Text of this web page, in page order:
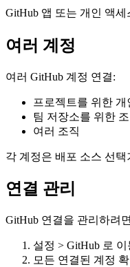
GitHub 앱 또는 개인 액
여러 계정
여러 GitHub 계정 연결:
프로젝트를 위한 개
팀 저장소를 위한
여러 조직
각 계정은 배포 소스 선
연결 관리
GitHub 연결을 관리하려
설정 > GitHub 로 이
모든 연결된 계정